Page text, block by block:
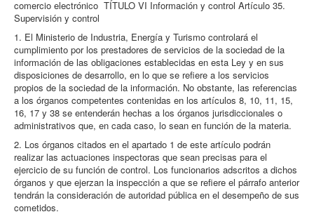
comercio electrónico TÍTULO VI Información y control Artículo 35.
Supervisión y control
1. El Ministerio de Industria, Energía y Turismo controlará el
cumplimiento por los prestadores de servicios de la sociedad de la
información de las obligaciones establecidas en esta Ley y en sus
disposiciones de desarrollo, en lo que se refiere a los servicios
propios de la sociedad de la información. No obstante, las referencias
a los órganos competentes contenidas en los artículos 8, 10, 11, 15,
16, 17 y 38 se entenderán hechas a los órganos jurisdiccionales o
administrativos que, en cada caso, lo sean en función de la materia.
2. Los órganos citados en el apartado 1 de este artículo podrán
realizar las actuaciones inspectoras que sean precisas para el
ejercicio de su función de control. Los funcionarios adscritos a dichos
órganos y que ejerzan la inspección a que se refiere el párrafo anterior
tendrán la consideración de autoridad pública en el desempeño de sus
cometidos.